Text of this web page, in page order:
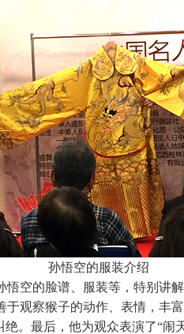
孙悟空的服装介绍
悟空的脸谱、服装等，特别讲
于观察猴子的动作、表情，丰
绝。最后，他为观众表演了“闹